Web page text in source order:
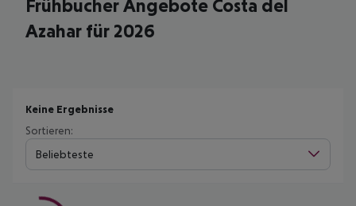
Frühbucher Angebote Costa del
Azahar für 2026
Keine Ergebnisse
Sortieren:
Beliebteste